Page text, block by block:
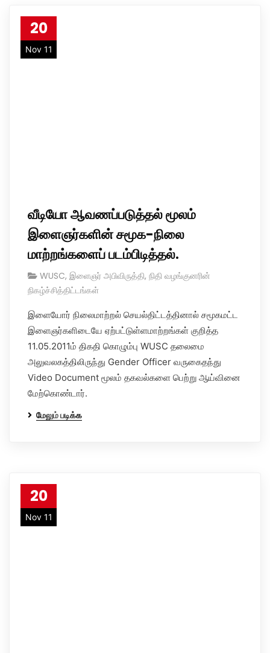
20
Nov 11
வீடியோ ஆவணப்படுத்தல் மூலம்
இளைஞர்களின் சமூக-நிலை
மாற்றங்களைப் படம்பிடித்தல்.
WUSC, இளைஞர் அபிவிருத்தி, நிதி வழங்குனரின்
நிகழ்ச்சித்திட்டங்கள்
இளையோர் நிலைமாற்றல் செயல்திட்டத்தினால் சமூகமட்ட
இளைஞர்களிடையே ஏற்பட்டுள்ளமாற்றங்கள் குறித்த
11.05.2011ம் திகதி கொழும்பு WUSC தலைமை
அலுவலகத்திலிருந்து Gender Officer வருகைதந்து
Video Document மூலம் தகவல்களை பெற்று ஆய்வினை
மேற்கொண்டார்.
மேலும் படிக்க
20
Nov 11